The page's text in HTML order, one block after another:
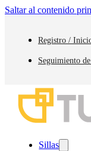
Saltar al contenido
Registro /
Seguimiento
Sillas